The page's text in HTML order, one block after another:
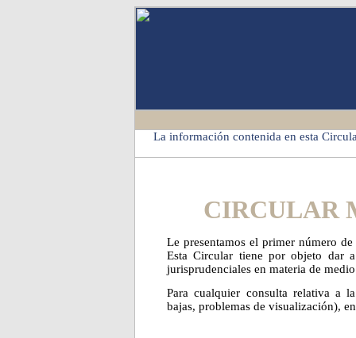
La información contenida en esta
CIRCULAR
Le presentamos el primer número
Esta Circular tiene por objeto dar
jurisprudenciales en materia de
Para cualquier consulta relativa a
bajas, problemas de visualización),